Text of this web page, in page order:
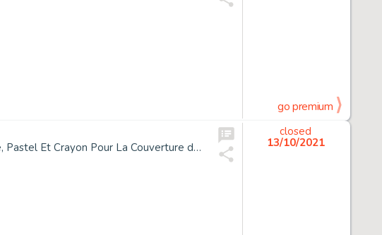
go premium
*Enki Bilal Né En 1951 La Couleur de L'air Acrylique, Pastel Et Crayon Pour La Couverture de Cet Album Publié En 2014 Aux Édi...
closed
13/10/2021